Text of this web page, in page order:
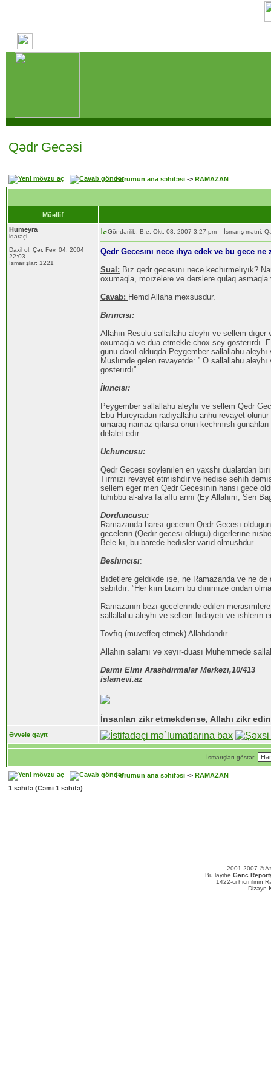
Qədr Gecəsi
Forumun ana səhifəsi -> RAMAZAN
Müəllif
Humeyra
idarəçi
Daxil ol: Çər. Fev. 04, 2004
22:03
İsmarışlar: 1221
Göndərilib: B.e. Okt. 08, 2007 3:27 pm İsmarış mətni:
Qedr Gecesını nece ıhya edek ve bu gece ne
Sual: Bız qedr gecesını nece kechırmelıyık?
oxumaqla, moızelere ve derslere qulaq
Cavab: Hemd Allaha mexsusdur.
Bırıncısı:
Allahın Resulu sallallahu aleyhı ve sellem dıger
oxumaqla ve dua etmekle chox sey gosterırdı.
gunu daxıl olduqda Peygember sallallahu aleyhı
Muslımde gelen revayetde: ” O sallallahu
gosterırdı”.
İkıncısı:
Peygember sallallahu aleyhı ve sellem Qedr
Ebu Hureyradan radıyallahu anhu revayet
umaraq namaz qılarsa onun kechmısh
delalet edır.
Uchuncusu:
Qedr Gecesı soylenılen en yaxshı dualardan
Tırmızı revayet etmıshdır ve hedıse sehıh
sellem eger men Qedr Gecesının hansı gece
tuhıbbu al-afva fa`affu annı (Ey Allahım, Sen
Dorduncusu:
Ramazanda hansı gecenın Qedr Gecesı
gecelerın (Qedır gecesı oldugu) dıgerlerıne
Bele kı, bu barede hedısler varıd olmushdur.
Beshıncısı:
Bıdetlere geldıkde ıse, ne Ramazanda ve ne
sabıtdır: ”Her kım bızım bu dınımıze ondan
Ramazanın bezı gecelerınde edılen
sallallahu aleyhı ve sellem hıdayetı ve ıshlerın
Tovfıq (muveffeq etmek) Allahdandır.
Allahın salamı ve xeyır-duası Muhemmede
Daımı Elmı Arashdırmalar Merkezı,10/413
islamevi.az
İnsanları zikr etməkdənsə, Allahı zikr
Əvvələ qayıt
İsmarışları göstər:
Forumun ana səhifəsi -> RAMAZAN
1 səhifə (Cəmi 1 səhifə)
2001-2007 ©
Bu layihə Gənc
1422-ci hicri ilinin
Dizayn